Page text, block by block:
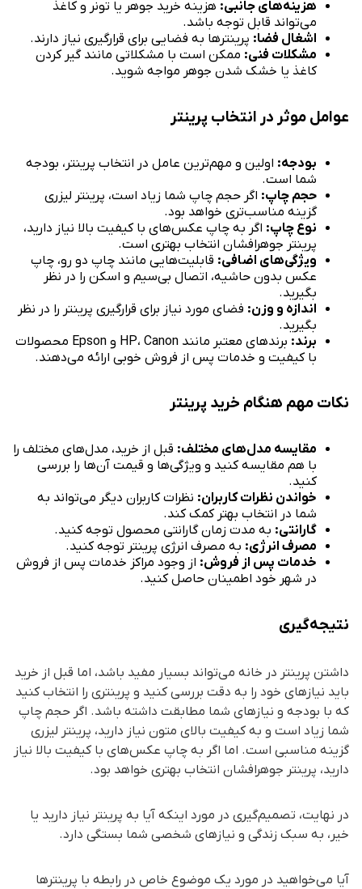
هزینه‌های جانبی: هزینه خرید جوهر یا تونر و کاغذ
می‌تواند قابل توجه باشد.
اشغال فضا: پرینترها به فضایی برای قرارگیری نیاز دارند.
مشکلات فنی: ممکن است با مشکلاتی مانند گیر کردن
کاغذ یا خشک شدن جوهر مواجه شوید.
عوامل موثر در انتخاب پرینتر
بودجه: اولین و مهم‌ترین عامل در انتخاب پرینتر، بودجه
شما است.
حجم چاپ: اگر حجم چاپ شما زیاد است، پرینتر لیزری
گزینه مناسب‌تری خواهد بود.
نوع چاپ: اگر به چاپ عکس‌های با کیفیت بالا نیاز دارید،
پرینتر جوهرافشان انتخاب بهتری است.
ویژگی‌های اضافی: قابلیت‌هایی مانند چاپ دو رو، چاپ
عکس بدون حاشیه، اتصال بی‌سیم و اسکن را در نظر
بگیرید.
اندازه و وزن: فضای مورد نیاز برای قرارگیری پرینتر را در نظر
بگیرید.
برند:
برندهای معتبر مانند HP، Canon و Epson محصولات
با کیفیت و خدمات پس از فروش خوبی ارائه می‌دهند.
نکات مهم هنگام خرید پرینتر
مقایسه مدل‌های مختلف: قبل از خرید، مدل‌های مختلف را
با هم مقایسه کنید و ویژگی‌ها و قیمت آن‌ها را بررسی
کنید.
خواندن نظرات کاربران: نظرات کاربران دیگر می‌تواند به
شما در انتخاب بهتر کمک کند.
گارانتی: به مدت زمان گارانتی محصول توجه کنید.
مصرف انرژی: به مصرف انرژی پرینتر توجه کنید.
خدمات پس از فروش: از وجود مراکز خدمات پس از فروش
در شهر خود اطمینان حاصل کنید.
نتیجه‌گیری
داشتن پرینتر در خانه می‌تواند بسیار مفید باشد، اما قبل از خرید
باید نیازهای خود را به دقت بررسی کنید و پرینتری را انتخاب کنید
که با بودجه و نیازهای شما مطابقت داشته باشد. اگر حجم چاپ
شما زیاد است و به کیفیت بالای متون نیاز دارید، پرینتر لیزری
گزینه مناسبی است. اما اگر به چاپ عکس‌های با کیفیت بالا نیاز
دارید، پرینتر جوهرافشان انتخاب بهتری خواهد بود.
در نهایت، تصمیم‌گیری در مورد اینکه آیا به پرینتر نیاز دارید یا
خیر، به سبک زندگی و نیازهای شخصی شما بستگی دارد.
آیا می‌خواهید در مورد یک موضوع خاص در رابطه با پرینترها